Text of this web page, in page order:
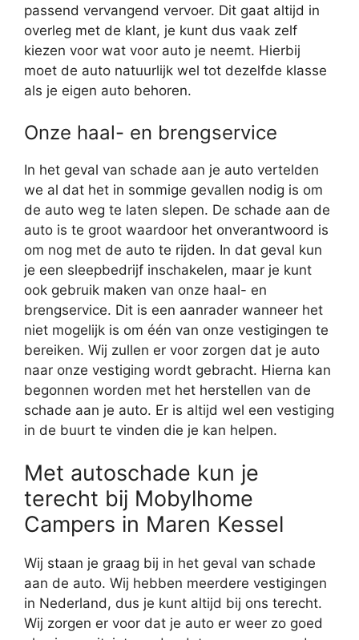
passend vervangend vervoer. Dit gaat altijd in
overleg met de klant, je kunt dus vaak zelf
kiezen voor wat voor auto je neemt. Hierbij
moet de auto natuurlijk wel tot dezelfde klasse
als je eigen auto behoren.
Onze haal- en brengservice
In het geval van schade aan je auto vertelden
we al dat het in sommige gevallen nodig is om
de auto weg te laten slepen. De schade aan de
auto is te groot waardoor het onverantwoord is
om nog met de auto te rijden. In dat geval kun
je een sleepbedrijf inschakelen, maar je kunt
ook gebruik maken van onze haal- en
brengservice. Dit is een aanrader wanneer het
niet mogelijk is om één van onze vestigingen te
bereiken. Wij zullen er voor zorgen dat je auto
naar onze vestiging wordt gebracht. Hierna kan
begonnen worden met het herstellen van de
schade aan je auto. Er is altijd wel een vestiging
in de buurt te vinden die je kan helpen.
Met autoschade kun je
terecht bij Mobylhome
Campers in Maren Kessel
Wij staan je graag bij in het geval van schade
aan de auto. Wij hebben meerdere vestigingen
in Nederland, dus je kunt altijd bij ons terecht.
Wij zorgen er voor dat je auto er weer zo goed